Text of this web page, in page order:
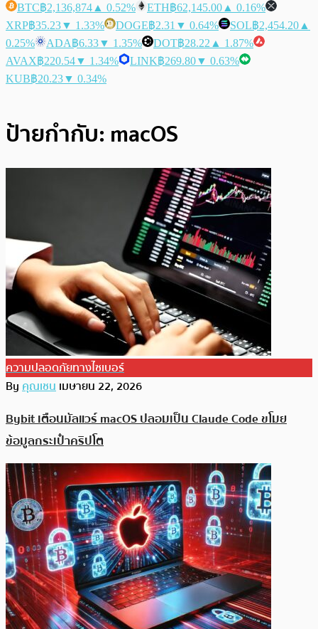
BTC฿2,136,874 ▲ 0.52% ETH฿62,145.00 ▲ 0.16%
XRP฿35.23▼ 1.33% DOGE฿2.31 ▼ 0.64% SOL฿2,454.20 ▲
0.25%
ADA฿6.33▼ 1.35% DOT฿28.22 ▲ 1.87%
AVAX฿220.54▼ 1.34% LINK฿269.80▼ 0.63%
KUB฿20.23▼ 0.34%
ป้ายกำกับ: macOS
ความปลอดภัยทางไซเบอร์
Byคุณเชนเมษายน 22, 2026
Bybit เตือนมัลแวร์ macOS ปลอมเป็น Claude Code ขโมย
ข้อมูลกระเป๋าคริปโต